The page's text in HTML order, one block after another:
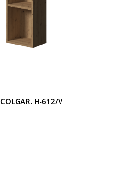
H-612/V